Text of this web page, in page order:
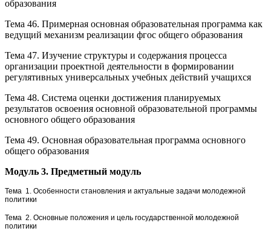
образования
Тема 46. Примерная основная образовательная программа как
ведущий механизм реализации фгос общего образования
Тема 47. Изучение структуры и содержания процесса
организации проектной деятельности в формировании
регулятивных универсальных учебных действий учащихся
Тема 48. Система оценки достижения планируемых
результатов освоения основной образовательной программы
основного общего образования
Тема 49. Основная образовательная программа основного
общего образования
Модуль 3. Предметный модуль
Тема 1. Особенности становления и актуальные задачи молодежной
политики
Тема 2. Основные положения и цель государственной молодежной
политики